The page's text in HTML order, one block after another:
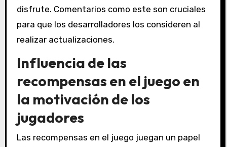
disfrute. Comentarios como este son cruciales
para que los desarrolladores los consideren al
realizar actualizaciones.
Influencia de las
recompensas en el juego en
la motivación de los
jugadores
Las recompensas en el juego juegan un papel